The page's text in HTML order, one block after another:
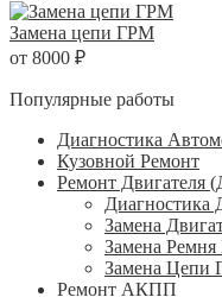
Замена цепи ГРМ
от 8000 ₽
Популярные работы
Диагностика
Кузовной Ремонт
Ремонт Двигателя
Диагностика
Замена
Замена
Замена Цепи
Ремонт АКПП